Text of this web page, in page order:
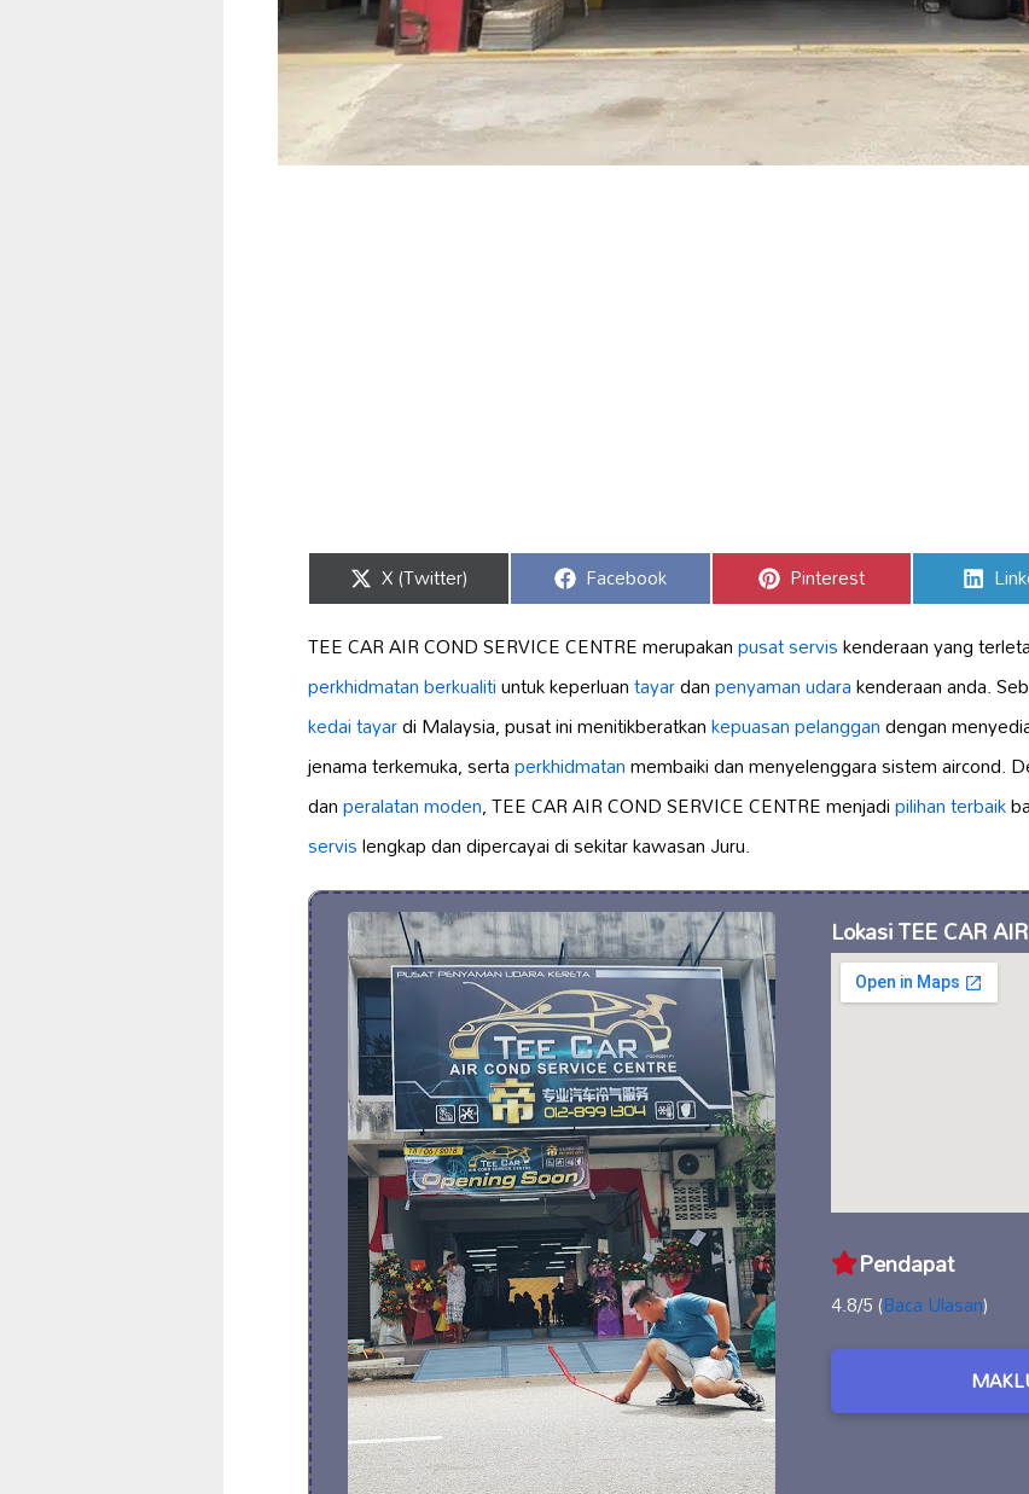
Share
on
X (Twitter) Share
on
Facebook Share
on
Pinterest on
TEE CAR AIR COND SERVICE CENTRE merupakanpusat serviskenderaan yang
perkhidmatan berkualitiuntuk keperluantayardanpenyaman udarakenderaan anda.
kedai tayardi Malaysia, pusat ini menitikberatkankepuasan pelanggandengan
jenama terkemuka, sertaperkhidmatanmembaiki dan menyelenggara sistem aircond.
danperalatan moden, TEE CAR AIR COND SERVICE CENTRE menjadipilihan terbaik
servislengkap dan dipercayai di sekitar kawasan Juru.
Lokasi TEE CAR
Pendapat
4.8/5 (Baca Ulasan)